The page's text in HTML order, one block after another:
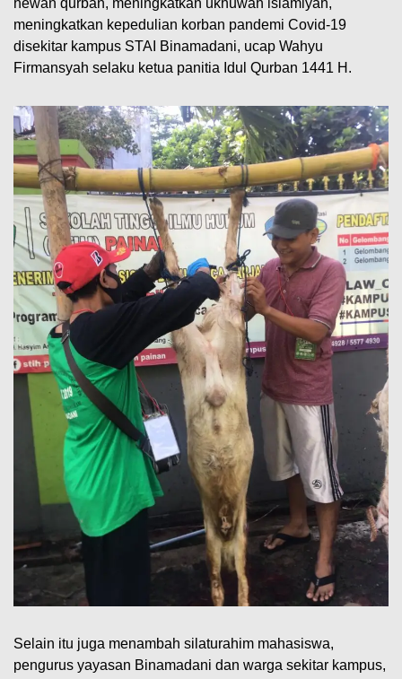
hewan qurban, meningkatkan ukhuwah islamiyah,
meningkatkan kepedulian korban pandemi Covid-19
disekitar kampus STAI Binamadani, ucap Wahyu
Firmansyah selaku ketua panitia Idul Qurban 1441 H.
Selain itu juga menambah silaturahim mahasiswa,
pengurus yayasan Binamadani dan warga sekitar kampus,